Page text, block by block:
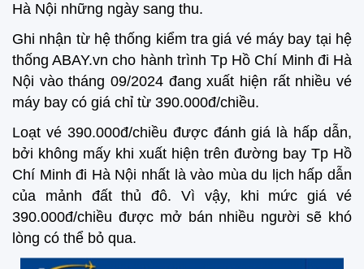
Hà Nội những ngày sang thu.
Ghi nhận từ hệ thống kiểm tra giá vé máy bay tại hệ
thống ABAY.vn cho hành trình Tp Hồ Chí Minh đi Hà
Nội vào tháng 09/2024 đang xuất hiện rất nhiều vé
máy bay có giá chỉ từ 390.000đ/chiều.
Loạt vé 390.000đ/chiều được đánh giá là hấp dẫn,
bởi không mấy khi xuất hiện trên đường bay Tp Hồ
Chí Minh đi Hà Nội nhất là vào mùa du lịch hấp dẫn
của mảnh đất thủ đô. Vì vậy, khi mức giá vé
390.000đ/chiều được mở bán nhiều người sẽ khó
lòng có thể bỏ qua.